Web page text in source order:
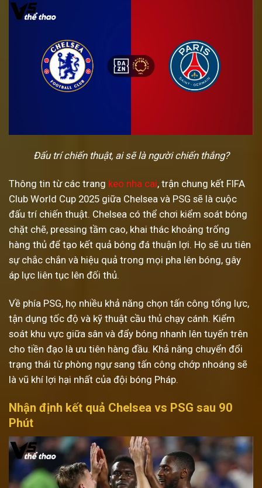
Đấu trí chiến thuật, ai sẽ là người chiến thắng?
Thông tin từ các trang keo nha cai, trận chung kết FIFA
Club World Cup 2025 giữa Chelsea và PSG sẽ là cuộc
đấu trí chiến thuật. Chelsea có thể chơi kiểm soát bóng
chặt chẽ, pressing tầm cao, khai thác khoảng trống
hàng thủ để tạo kết quả bóng đá thuận lợi. Họ sẽ ưu tiên
sự chắc chắn và hiệu quả trong mọi pha lên bóng, gây
áp lực liên tục lên đối thủ.
Về phía PSG, họ nhiều khả năng chọn tấn công tổng lực,
tận dụng tốc độ và kỹ thuật cầu thủ chạy cánh. Kiểm
soát khu vực giữa sân và đẩy bóng nhanh lên tuyến trên
cho tiền đạo là ưu tiên hàng đầu. Khả năng chuyển đổi
trạng thái từ phòng ngự sang tấn công chớp nhoáng sẽ
là vũ khí lợi hại nhất của đội bóng Pháp.
Nhận định kết quả Chelsea vs PSG sau 90
Phút